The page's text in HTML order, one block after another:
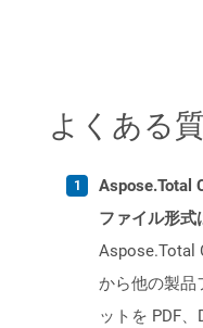
よくある
Aspose.Total
ファイル形式
Aspose.Total
から他の製品
ットを PDF、